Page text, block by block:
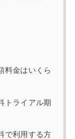
料金はいくら
トライアル期
で利用する方